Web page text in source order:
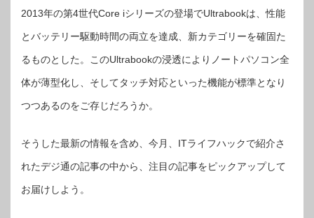
ど
で
化
す
の
か
ジ
通】
2013年の第4世代Core iシリーズの登場でUltrabookは、性能
とバッテリー駆動時間の両立を達成、新カテゴリーを確固た
るものとした。このUltrabookの浸透によりノートパソコン全
体が薄型化し、そしてタッチ対応といった機能が標準となり
つつあるのをご存じだろうか。
そうした最新の情報を含め、今月、ITライフハックで紹介さ
れたデジ通の記事の中から、注目の記事をピックアップして
お届けしよう。